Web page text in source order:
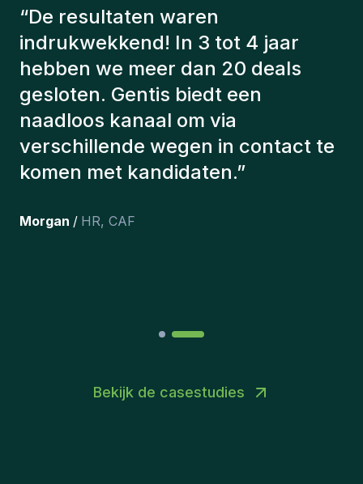
“De consultants van Gentis
hebben altijd rekening gehouden
met een aantal factoren om ons de
juiste kandidaten voor te stellen.
De kandidaten die we hebben
aangeworven, werken nog steeds
bij ons en persoonlijk ben ik erg
team hebben opgenomen.
Bekijk de casestudies